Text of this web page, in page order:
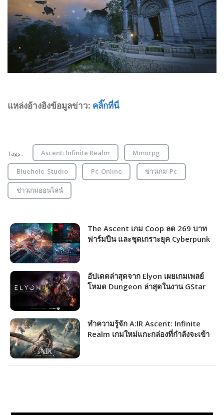
แหล่งอ้างอิงข้อมูลข่าว: คลิ๊กที่นี่
Tags : Ascent: Infinite Realm Mmorpg
Bluehole-Studio Pc-Online ข่าวเกม-Pc
ข่าวเกมออนไลน์
The Ascent เกม Coop ลด 269 บาท
ฟาร์มปืน และชุดเกราะยุค Cyberpunk
อัปเดตล่าสุดจาก Elyon เผยเกมเพลย์
โหมด Dungeon ล่าสุดในงาน GStar
ทำความรู้จัก A:IR Ascent: Infinite
Realm เกมใหม่แกะกล่องที่กำลังจะเข้า